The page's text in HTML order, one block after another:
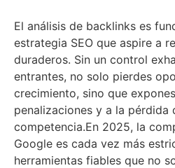
El análisis de backlinks es
estrategia SEO que aspire a
duraderos. Sin un control
entrantes, no solo pierdes
crecimiento, sino que
penalizaciones y a la
competencia.En 2025, la
Google es cada vez más
herramientas fiables que no